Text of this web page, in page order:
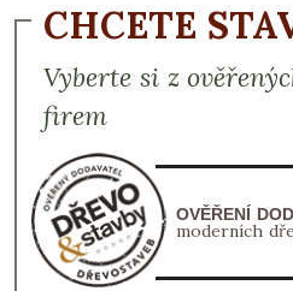
CHCETE
Vyberte si z
firem
OVĚŘENÍ
moderních